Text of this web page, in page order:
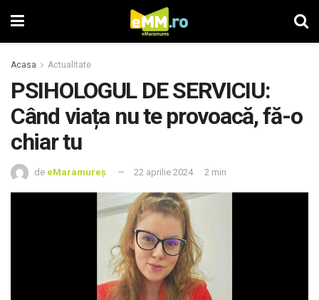
Acasa Actualitate
PSIHOLOGUL DE SERVICIU:
Când viața nu te provoacă, fă-o
chiar tu
de eMaramureș 22 aprilie 2024 2 min